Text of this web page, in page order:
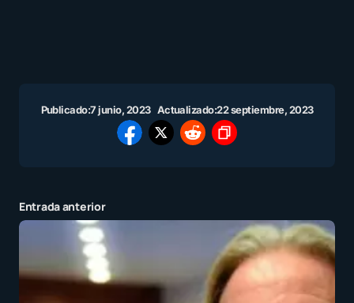
Publicado:7 junio, 2023 Actualizado:22 septiembre, 2023
Entrada anterior